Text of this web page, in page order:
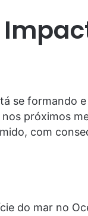
se formando
próximos
com
do mar no